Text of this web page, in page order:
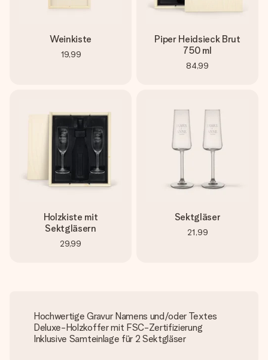
Weinkiste
19,99
Piper Heidsieck Brut
750 ml
84,99
Holzkiste mit
Sektgläsern
29,99
Sektgläser
21,99
Hochwertige Gravur Namens und/oder Textes
Deluxe-Holzkoffer mit FSC-Zertifizierung
Inklusive Samteinlage für 2 Sektgläser